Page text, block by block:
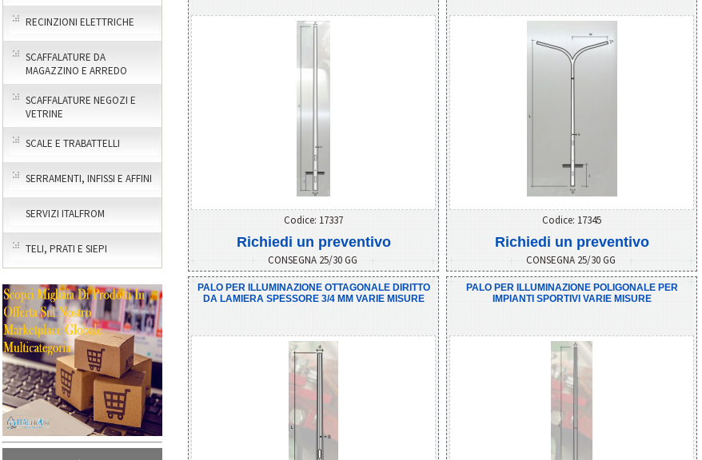
RECINZIONI ELETTRICHE
SCAFFALATURE DA
MAGAZZINO E ARREDO
SCAFFALATURE NEGOZI E
VETRINE
SCALE E TRABATTELLI
SERRAMENTI, INFISSI E AFFINI
SERVIZI ITALFROM
TELI, PRATI E SIEPI
Codice: 17337
Richiedi un preventivo
CONSEGNA 25/30 GG
Codice: 17345
Richiedi un preventivo
CONSEGNA 25/30 GG
PALO PER ILLUMINAZIONE OTTAGONALE DIRITTO
DA LAMIERA SPESSORE 3/4 MM VARIE MISURE
PALO PER ILLUMINAZIONE POLIGONALE PER
IMPIANTI SPORTIVI VARIE MISURE